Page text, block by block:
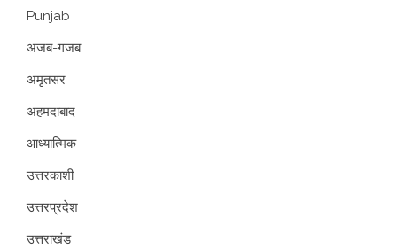
Punjab
अजब-गजब
अमृतसर
अहमदाबाद
आध्यात्मिक
उत्तरकाशी
उत्तरप्रदेश
उत्तराखंड